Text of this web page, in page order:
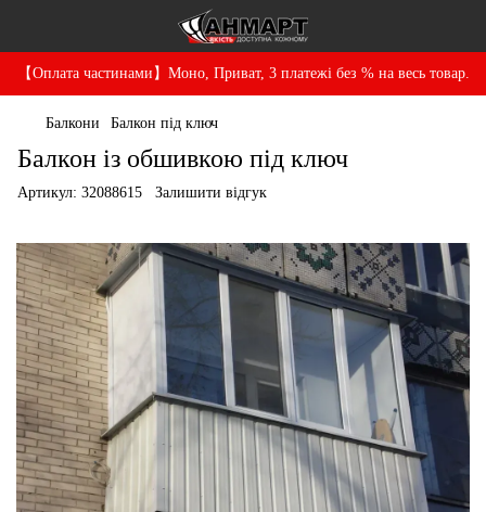
【Оплата частинами】Моно, Приват, 3 платежі без % на весь товар.
Балкони Балкон під ключ
Балкон із обшивкою під ключ
Артикул: 32088615 Залишити відгук